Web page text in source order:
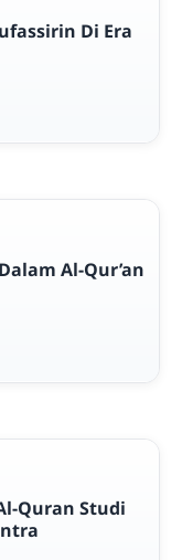
Di Era
Al-Qur’an
Quran Studi